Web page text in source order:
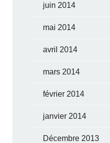
juin 2014
mai 2014
avril 2014
mars 2014
février 2014
janvier 2014
Décembre 2013